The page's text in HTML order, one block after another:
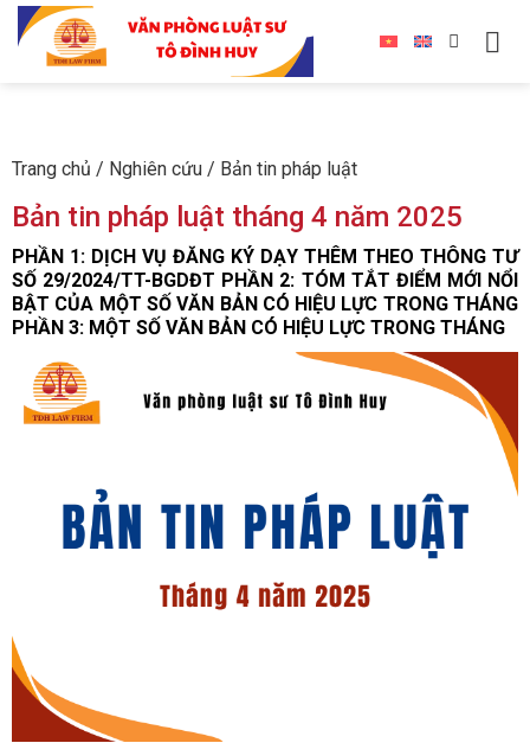
Trang chủ / Nghiên cứu / Bản tin pháp luật
Bản tin pháp luật tháng 4 năm 2025
PHẦN 1: DỊCH VỤ ĐĂNG KÝ DẠY THÊM THEO THÔNG TƯ
SỐ 29/2024/TT-BGDĐT PHẦN 2: TÓM TẮT ĐIỂM MỚI NỔI
BẬT CỦA MỘT SỐ VĂN BẢN CÓ HIỆU LỰC TRONG THÁNG
PHẦN 3: MỘT SỐ VĂN BẢN CÓ HIỆU LỰC TRONG THÁNG